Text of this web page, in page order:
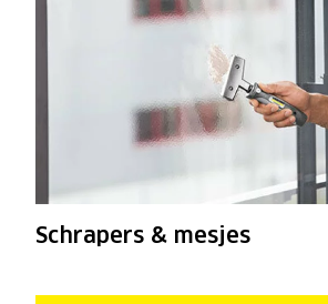
Schrapers & mesjes